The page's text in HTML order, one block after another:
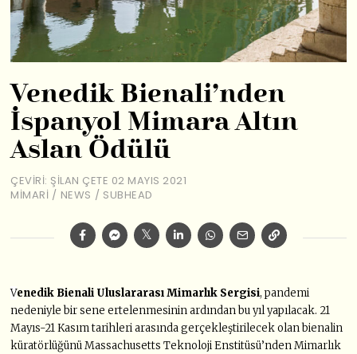
Venedik Bienali’nden
İspanyol Mimara Altın
Aslan Ödülü
ÇEVIRI: ŞILAN ÇETE 02 MAYIS 2021
MIMARI / NEWS / SUBHEAD
Venedik Bienali Uluslararası Mimarlık Sergisi, pandemi
nedeniyle bir sene ertelenmesinin ardından bu yıl yapılacak. 21
Mayıs-21 Kasım tarihleri arasında gerçekleştirilecek olan bienalin
küratörlüğünü Massachusetts Teknoloji Enstitüsü’nden Mimarlık